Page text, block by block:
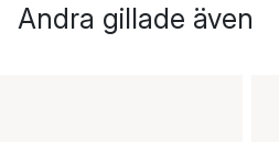
Andra gillade även